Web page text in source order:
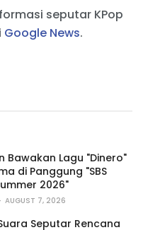
seputar KPop
Google News.
Bawakan Lagu "Dinero"
di Panggung "SBS
2026"
AUGUST 7, 2026
Seputar Rencana